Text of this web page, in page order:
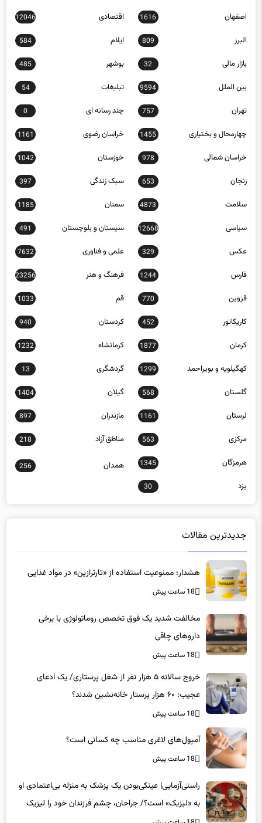
اصفهان 1616 اقتصادی 12046
البرز 809 ایلام 584
بازار مالی 32 بوشهر 485
بین الملل 9594 تبلیغات 54
تهران 757 چند رسانه ای 0
چهارمحال و بختیاری 1455 خراسان رضوی 1161
خراسان شمالی 978 خوزستان 1042
زنجان 653 سبک زندگی 397
سلامت 4873 سمنان 1185
سیاسی 12668 سیستان و بلوچستان 491
عکس 329 علمی و فناوری 7632
فارس 1244 فرهنگ و هنر 23256
قزوین 770 قم 1033
کاریکاتور 452 کردستان 940
کرمان 1877 کرمانشاه 1232
کهگیلویه و بویراحمد 1299 گردشگری 13
گلستان 568 گیلان 1404
لرستان 1161 مازندران 897
مرکزی 563 مناطق آزاد 218
هرمزگان 1345 همدان 256
یزد 30
جدیدترین مقالات
هشدار؛ ممنوعیت استفاده از «تارترازین» در مواد غذایی
18 ساعت پیش
مخالفت شدید یک فوق تخصص روماتولوژی با برخی
داروهای چاقی
18 ساعت پیش
خروج سالانه ۵ هزار نفر از شغل پرستاری/ یک ادعای
عجیب: ۶۰ هزار پرستار خانه‌نشین شدند؟
18 ساعت پیش
آمپول‌های لاغری مناسب چه کسانی است؟
18 ساعت پیش
راستی‌آزمایی| عینکی‌بودن یک پزشک به منزله بی‌اعتمادی او
به «لیزیک» است؟/ جراحان، چشم فرزندان خود را لیزیک